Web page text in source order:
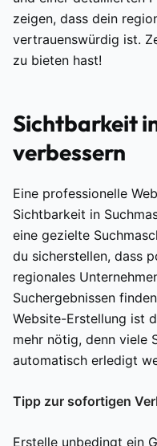
zeigen, dass dein
vertrauenswürdig ist.
zu bieten hast!
Sichtbarkeit
verbessern
Eine professionelle
Sichtbarkeit in
eine gezielte
du sicherstellen, dass
regionales
Suchergebnissen
Website-Erstellung ist
mehr nötig, denn viele
automatisch erledigt
Tipp zur sofortigen
Erstelle unbedingt ein